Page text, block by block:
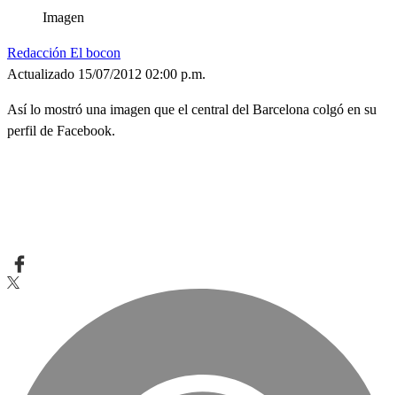
Imagen
Redacción El bocon
Actualizado 15/07/2012 02:00 p.m.
Así lo mostró una imagen que el central del Barcelona colgó en su
perfil de Facebook.